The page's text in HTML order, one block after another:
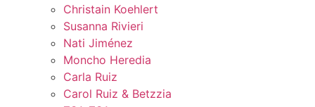
Christain Koehlert
Susanna Rivieri
Nati Jiménez
Moncho Heredia
Carla Ruiz
Carol Ruiz & Betzzia